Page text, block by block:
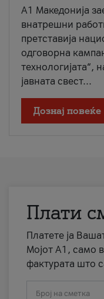
A1 Македонија
внатрешни
претставија
одговорна
технологијата“,
јавната свест...
Дознај повеќе
Плати
Платете ја
Мојот А1, само
фактурата што
Број на сметка